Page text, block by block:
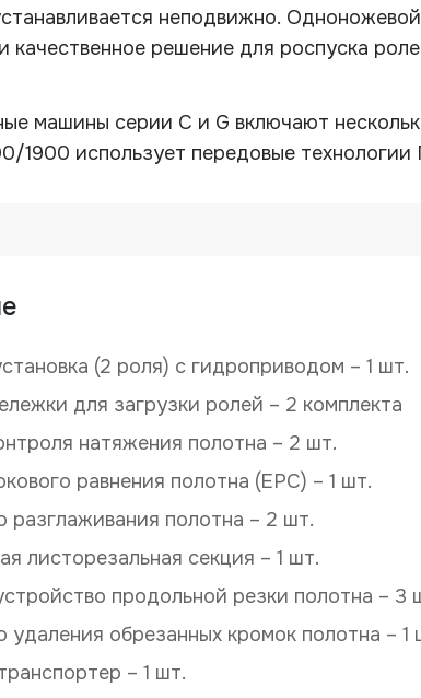
G
неподвижно.
качественное решение для роспуска
машины серии С и G включают
1900 использует передовые технологии
(2 роля) с гидроприводом – 1 шт.
для загрузки ролей – 2 комплекта
натяжения полотна – 2 шт.
равнения полотна (EPC) – 1 шт.
разглаживания полотна – 2 шт.
листорезальная секция – 1 шт.
продольной резки полотна – 3
удаления обрезанных кромок полотна – 1
– 1 шт.